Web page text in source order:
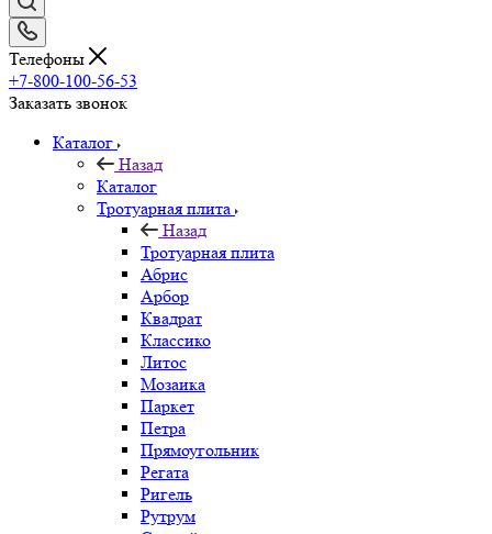
Телефоны
+7-800-100-56-53
Заказать звонок
Каталог
Назад
Каталог
Тротуарная плита
Назад
Тротуарная плита
Абрис
Арбор
Квадрат
Классико
Литос
Мозаика
Паркет
Петра
Прямоугольник
Регата
Ригель
Рутрум